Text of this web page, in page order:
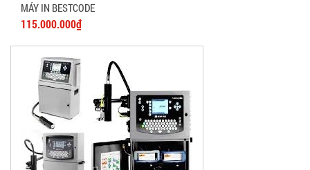
MÁY IN BESTCODE
115.000.000₫